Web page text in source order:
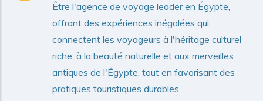
Être l'agence de voyage leader en Égypte,
offrant des expériences inégalées qui
connectent les voyageurs à l'héritage culturel
riche, à la beauté naturelle et aux merveilles
antiques de l'Égypte, tout en favorisant des
pratiques touristiques durables.